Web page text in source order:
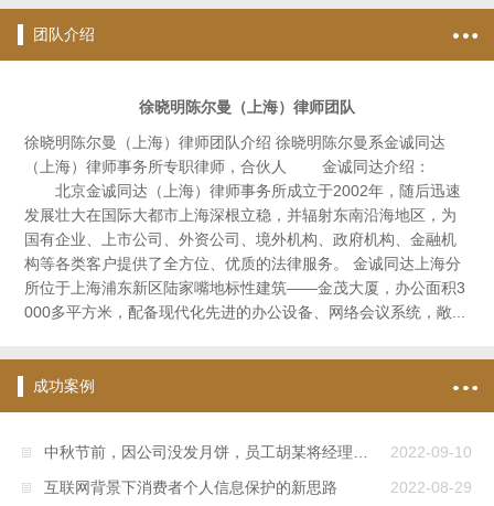
团队介绍
徐晓明陈尔曼（上海）律师团队
徐晓明陈尔曼（上海）律师团队介绍 徐晓明陈尔曼系金诚同达
（上海）律师事务所专职律师，合伙人 金诚同达介绍：
北京金诚同达（上海）律师事务所成立于2002年，随后迅速
发展壮大在国际大都市上海深根立稳，并辐射东南沿海地区，为
国有企业、上市公司、外资公司、境外机构、政府机构、金融机
构等各类客户提供了全方位、优质的法律服务。 金诚同达上海分
所位于上海浦东新区陆家嘴地标性建筑——金茂大厦，办公面积3
000多平方米，配备现代化先进的办公设备、网络会议系统，敞...
成功案例
2022-09-10
中秋节前，因公司没发月饼，员工胡某将经理打伤住院，法院认为公司解除劳动关系合法
2022-08-29
互联网背景下消费者个人信息保护的新思路